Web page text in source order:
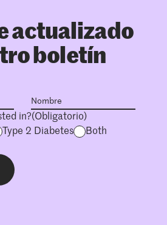
actualizado
boletín
in?(Obligatorio)
Type 2 Diabetes Both